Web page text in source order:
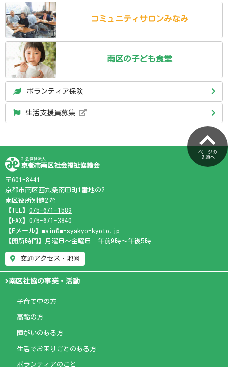
コミュニティ サロンみなみ
南区の子ども食堂
ボランティア保険
生活支援員募集
ページの
先頭へ
社会福祉法人
京都市南区社会福祉協議会
〒601-8441
京都市南区西九条南田町1番地の2
南区役所別館2階
【TEL】 075-671-1589
【FAX】075-671-3840
【Eメール】main@m-syakyo-kyoto.jp
【開所時間】月曜日～金曜日 午前9時～午後5時
交通アクセス・地図
南区社協の事業・活動
子育て中の方
高齢の方
障がいのある方
生活でお困りごとのある方
ボランティアのこと